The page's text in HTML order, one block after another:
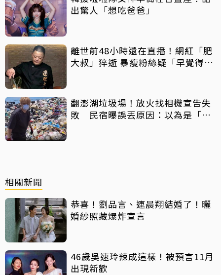
出驚人「想吃爸爸」
離世前48小時還在直播！網紅「肥
大叔」猝逝 暴瘦粉絲疑「早覺得不
翻澎湖垃圾場！放火找相機宣告失
敗 民宿曝誤丟原因：以為是「按
相關新聞
恭喜！劉品言、連晨翔結婚了！曬
婚紗照藏爆炸宣言
46歲吳速玲辣成這樣！被預言11月
出現新歡